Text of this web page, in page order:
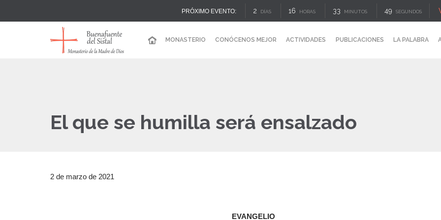
PRÓXIMO EVENTO: 2 DÍAS 16 HORAS 33 MINUTOS 49 SEGUNDOS
MONASTERIO CONÓCENOS MEJOR ACTIVIDADES PUBLICACIONES LA PALABRA
El que se humilla será ensalzado
2 de marzo de 2021
EVANGELIO